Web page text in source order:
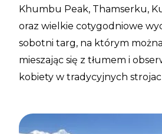
Khumbu Peak, Thamserku,
oraz wielkie cotygodniowe
sobotni targ, na którym
mieszając się z tłumem i
kobiety w tradycyjnych